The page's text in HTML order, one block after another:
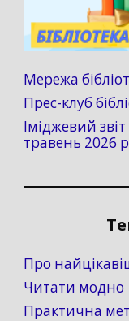
Мережа
Прес-клуб
Іміджевий
травень 2026
Про
Читати модно
Практична